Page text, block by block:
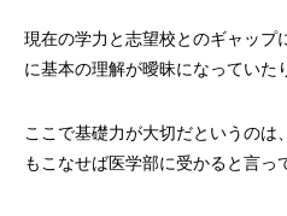
現在の学力と志望校とのギャップ
に基本の理解が曖昧になっていた
ここで基礎力が大切だというのは
もこなせば医学部に受かると言っ